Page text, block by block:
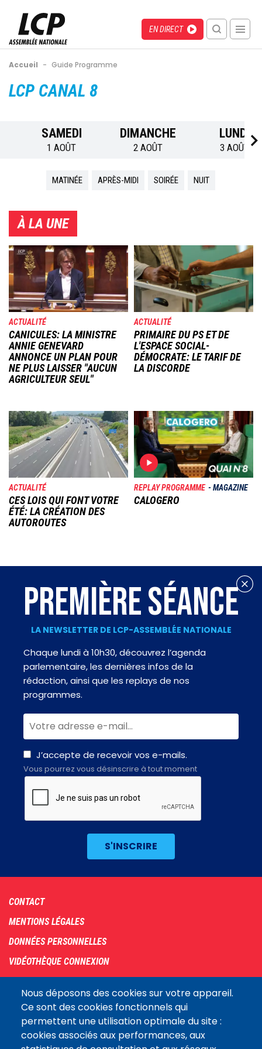
contenu
principal
Menu
recherche
mobile
Direct
EN DIRECT
Fil
Accueil - Guide Programme
Back
LCP CANAL 8
SAMEDI
1 AOÛT
DIMANCHE
2 AOÛT
LUNDI
3 AOÛT
MATINÉE APRÈS-MIDI SOIRÉE NUIT
À LA UNE
Image
ACTUALITÉ
CANICULES: LA MINISTRE
ANNIE GENEVARD
ANNONCE UN PLAN POUR
NE PLUS LAISSER "AUCUN
AGRICULTEUR SEUL"
Image
ACTUALITÉ
PRIMAIRE DU PS ET DE
L'ESPACE SOCIAL-
DÉMOCRATE: LE TARIF DE
LA DISCORDE
Image
ACTUALITÉ
CES LOIS QUI FONT VOTRE
ÉTÉ: LA CRÉATION DES
AUTOROUTES
Image
REPLAY PROGRAMME MAGAZINE
CALOGERO
Nous déposons des cookies sur votre appareil.
Ce sont des cookies fonctionnels qui
permettent une utilisation optimale du site :
cookies associés aux performances, aux
PREMIÈRE SÉANCE
LA NEWSLETTER DE LCP-ASSEMBLÉE NATIONALE
Chaque lundi à 10h30, découvrez l’agenda
parlementaire, les dernières infos de la
rédaction, ainsi que les replays de nos
programmes.
J’accepte de recevoir vos e-mails.
Vous pourrez vous désinscrire à tout moment
Footer
menu
CONTACT
MENTIONS LÉGALES
DONNÉES PERSONNELLES
VIDÉOTHÈQUE CONNEXION
ARCHIVES
COOKIES
Assemblée